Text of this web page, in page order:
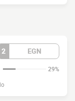
2 EGN
29%